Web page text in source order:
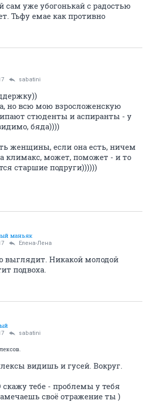
сам уже убогонькай с радостью
Тьфу емае как противно
sabatini
но всю мою взросложенскую
стюденты и аспиранты - у
бяда))))
женщины, если она есть, ничем
климакс, может, поможет - и то
старшие подруги))))))
маньяк
Елена-Лена
выглядит. Никакой молодой
подвоха.
sabatini
видишь и гусей. Вокруг.
скажу тебе - проблемы у тебя
своё отражение ты )